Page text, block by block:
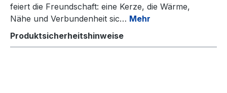
feiert die Freundschaft: eine Kerze, die Wärme,
Nähe und Verbundenheit sic… Mehr
Produktsicherheitshinweise